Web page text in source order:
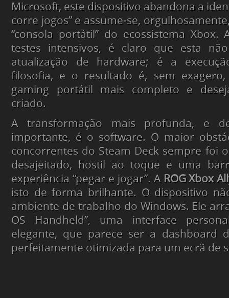
Microsoft, este dispositivo abandona a
corre jogos” e assume-se,
“consola portátil” do ecossistema Xbox.
testes intensivos, é claro que esta
atualização de
hardware; é a
filosofia, e o resultado é, sem
gaming portátil mais completo e
criado.
A transformação mais profunda, e
importante, é o software. O maior
concorrentes do Steam Deck sempre foi
desajeitado, hostil ao toque e uma
experiência “pegar e jogar”. A ROG Xbox
isto de forma brilhante. O dispositivo
ambiente de trabalho do Windows. Ele
OS Handheld”, uma interface
elegante, que parece ser a dashboard
perfeitamente otimizada para um ecrã de